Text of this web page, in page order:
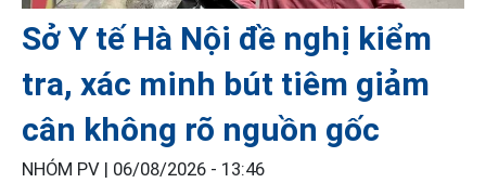
Sở Y tế Hà Nội đề nghị kiểm
tra, xác minh bút tiêm giảm
cân không rõ nguồn gốc
NHÓM PV | 06/08/2026 - 13:46